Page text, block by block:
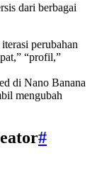
dari berbagai
perubahan
“profil,”
di Nano Banana
mengubah
#